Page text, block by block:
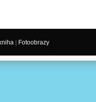
| Fotoobrazy